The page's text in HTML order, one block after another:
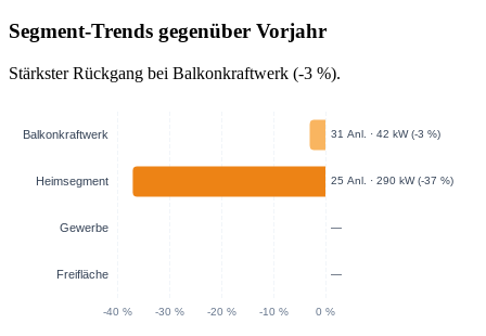
Segment-Trends gegenüber Vorjahr
Stärkster Rückgang bei Balkonkraftwerk (-3 %).